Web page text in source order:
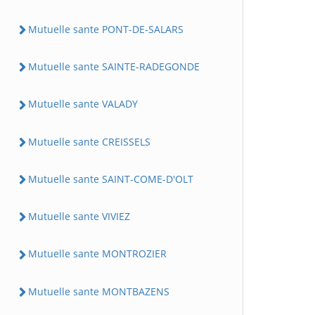
Mutuelle sante PONT-DE-SALARS
Mutuelle sante SAINTE-RADEGONDE
Mutuelle sante VALADY
Mutuelle sante CREISSELS
Mutuelle sante SAINT-COME-D'OLT
Mutuelle sante VIVIEZ
Mutuelle sante MONTROZIER
Mutuelle sante MONTBAZENS